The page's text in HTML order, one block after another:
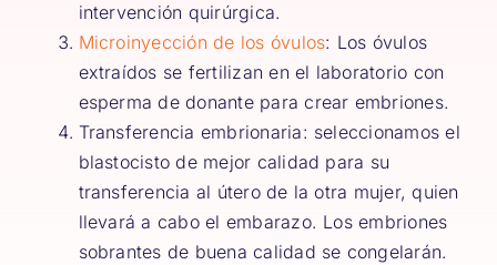
intervención quirúrgica.
Microinyección de los óvulos: Los óvulos
extraídos se fertilizan en el laboratorio con
esperma de donante para crear embriones.
Transferencia embrionaria: seleccionamos el
blastocisto de mejor calidad para su
transferencia al útero de la otra mujer, quien
llevará a cabo el embarazo. Los embriones
sobrantes de buena calidad se congelarán.